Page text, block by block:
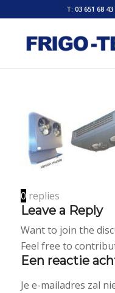
T: 03 651 68 43
0 replies
Leave a Reply
Want to join the
Feel free to
Een reactie
Je e-mailadres zal